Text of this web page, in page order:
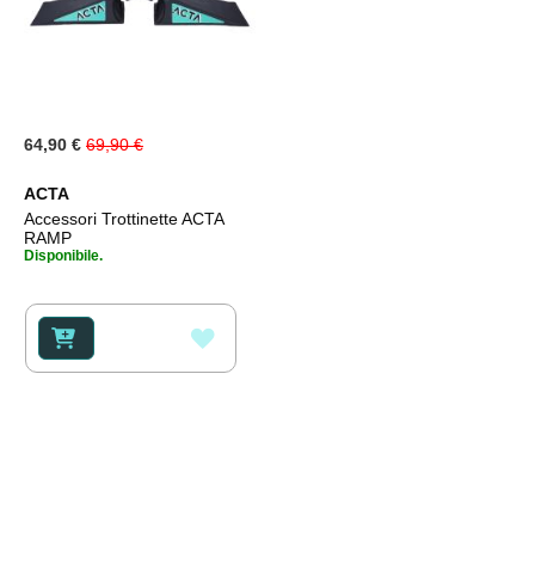
Special
Price
64,90 € 69,90 €
ACTA
Accessori Trottinette ACTA
RAMP
Disponibile.
ALLA